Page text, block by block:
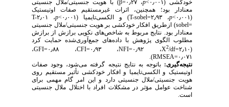
خودکشی (۰٫۰۰۱>
p، ۰٫۲۷= β) با هویت جنسیتی/ملال جنسیتی
معنا‌دار بود؛ همچنین، اثرات غیرمستقیم صفات اوتیستیک
p، ۲٫۹۳ T-sobel=) و الکسی‌تایمیا (۰٫۰۰۱> p، ۲٫۰۱
T-
sobel=) ازطریق افکار خودکشی بر هویت جنسیتی/ملال جنسیتی
معنا‌دار بود. نتایج مربوط به شاخص‌های نکویی برازش از برازش
مطلوب الگوی پژوهش با داده‌های جمع‌آوری‌شده حمایت کرد
X2/df= ، ۰٫۹۲ NFI=، ۰٫۹۳ CFI=، ۰٫۸۸ GFI=،
۰٫۰۷۱RMSEA=
).
نتیجه‌گیری:باتوجه به نتایج نتیجه گرفته می‌شود، وجود صفات
اوتیستیک و الکسی‌تایمیا و افکار خودکشی تأثیر مستقیم روی
هویت جنسیتی/ملال جنسیتی دارد و این امر گام مهمی برای
شناخت عوامل مؤثر در مشکلات افراد با اختلال ملال جنسیتی
است.